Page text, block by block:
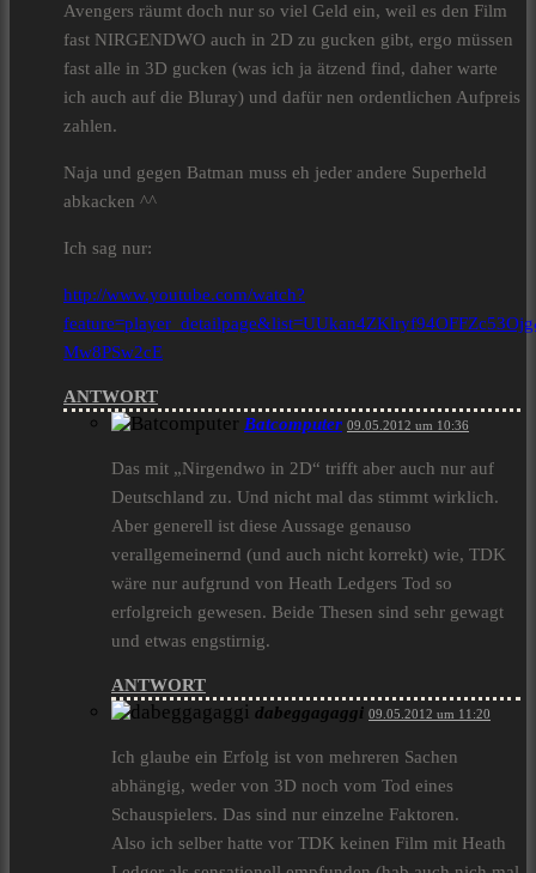
Avengers räumt doch nur so viel Geld ein, weil es den Film
fast NIRGENDWO auch in 2D zu gucken gibt, ergo müssen
fast alle in 3D gucken (was ich ja ätzend find, daher warte
ich auch auf die Bluray) und dafür nen ordentlichen Aufpreis
zahlen.
Naja und gegen Batman muss eh jeder andere Superheld
abkacken ^^
Ich sag nur:
http://www.youtube.com/watch?
Mw8PSw2cE
ANTWORT
Batcomputer 09.05.2012 um 10:36
Das mit „Nirgendwo in 2D“ trifft aber auch nur auf
Deutschland zu. Und nicht mal das stimmt wirklich.
Aber generell ist diese Aussage genauso
verallgemeinernd (und auch nicht korrekt) wie, TDK
wäre nur aufgrund von Heath Ledgers Tod so
erfolgreich gewesen. Beide Thesen sind sehr gewagt
und etwas engstirnig.
ANTWORT
dabeggagaggi 09.05.2012 um 11:20
Ich glaube ein Erfolg ist von mehreren Sachen
abhängig, weder von 3D noch vom Tod eines
Schauspielers. Das sind nur einzelne Faktoren.
Also ich selber hatte vor TDK keinen Film mit Heath